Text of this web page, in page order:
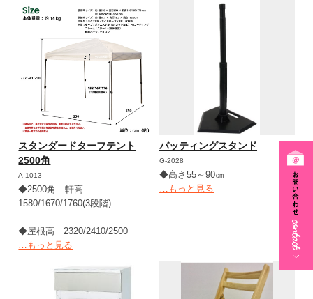
スタンダードターフテント
2500角
A-1013
◆2500角 軒高
1580/1670/1760(3段階)
◆屋根高 2320/2410/2500
…もっと見る
バッティングスタンド
G-2028
◆高さ55～90㎝
…もっと見る